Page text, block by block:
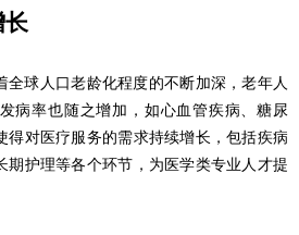
长
球人口老龄化程度的不断加深，老年人
病率也随之增加，如心血管疾病、糖尿
得对医疗服务的需求持续增长，包括疾病
期护理等各个环节，为医学类专业人才提